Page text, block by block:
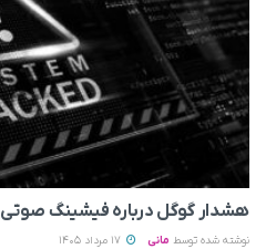
هشدار گوگل درباره فیشینگ صوتی
نوشته شده توسط مانی